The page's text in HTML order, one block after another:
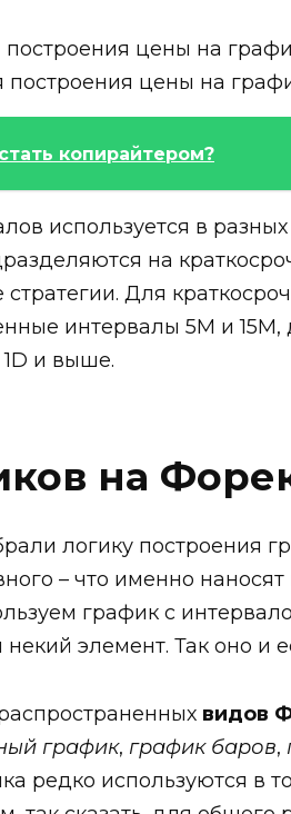
цены на
цены на
копирайтером?
используется в разных
на
Для
интервалы 5M и 15M,
и выше.
на
логику построения
– что именно
график с
элемент. Так оно и
видов
график, график баров,
редко используются в